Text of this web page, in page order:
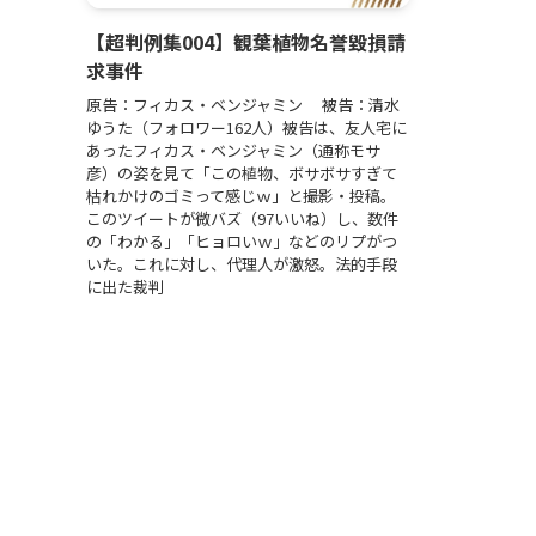
【超判例集004】観葉植物名誉毀損請
求事件
原告：フィカス・ベンジャミン 被告：清水
ゆうた（フォロワー162人）被告は、友人宅に
あったフィカス・ベンジャミン（通称モサ
彦）の姿を見て「この植物、ボサボサすぎて
枯れかけのゴミって感じｗ」と撮影・投稿。
このツイートが微バズ（97いいね）し、数件
の「わかる」「ヒョロいｗ」などのリプがつ
いた。これに対し、代理人が激怒。法的手段
に出た裁判